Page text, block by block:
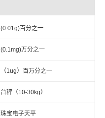
(0.01g)百分之一
(0.1mg)万分之一
（1ug）百万分之一
台秤（10-30kg）
珠宝电子天平